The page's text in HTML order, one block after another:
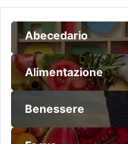
Abecedario
Alimentazione
Benessere